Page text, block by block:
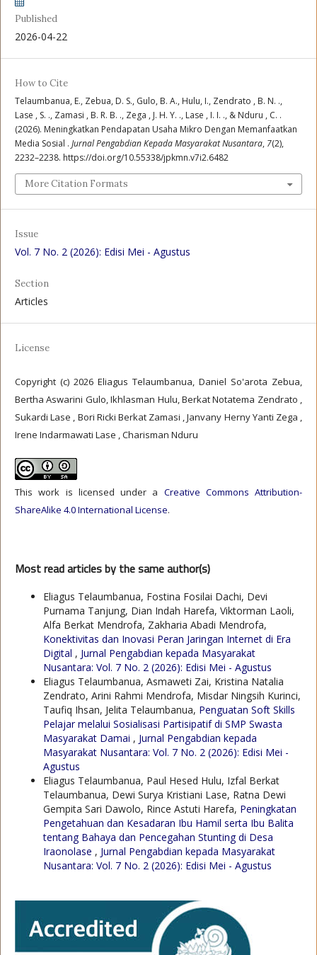
Published
2026-04-22
How to Cite
Telaumbanua, E., Zebua, D. S., Gulo, B. A., Hulu, I., Zendrato , B. N. .,
Lase , S. ., Zamasi , B. R. B. ., Zega , J. H. Y. ., Lase , I. I. ., & Nduru , C. .
(2026). Meningkatkan Pendapatan Usaha Mikro Dengan Memanfaatkan
Media Sosial . Jurnal Pengabdian Kepada Masyarakat Nusantara, 7(2),
2232–2238. https://doi.org/10.55338/jpkmn.v7i2.6482
More Citation Formats
Issue
Vol. 7 No. 2 (2026): Edisi Mei - Agustus
Section
Articles
License
Copyright (c) 2026 Eliagus Telaumbanua, Daniel So'arota Zebua,
Bertha Aswarini Gulo, Ikhlasman Hulu, Berkat Notatema Zendrato ,
Sukardi Lase , Bori Ricki Berkat Zamasi , Janvany Herny Yanti Zega ,
Irene Indarmawati Lase , Charisman Nduru
This work is licensed under a Creative Commons Attribution-
ShareAlike 4.0 International License.
Most read articles by the same author(s)
Eliagus Telaumbanua, Fostina Fosilai Dachi, Devi
Purnama Tanjung, Dian Indah Harefa, Viktorman Laoli,
Alfa Berkat Mendrofa, Zakharia Abadi Mendrofa,
Konektivitas dan Inovasi Peran Jaringan Internet di Era
Digital , Jurnal Pengabdian kepada Masyarakat
Nusantara: Vol. 7 No. 2 (2026): Edisi Mei - Agustus
Eliagus Telaumbanua, Asmaweti Zai, Kristina Natalia
Zendrato, Arini Rahmi Mendrofa, Misdar Ningsih Kurinci,
Taufiq Ihsan, Jelita Telaumbanua, Penguatan Soft Skills
Pelajar melalui Sosialisasi Partisipatif di SMP Swasta
Masyarakat Damai , Jurnal Pengabdian kepada
Masyarakat Nusantara: Vol. 7 No. 2 (2026): Edisi Mei -
Agustus
Eliagus Telaumbanua, Paul Hesed Hulu, Izfal Berkat
Telaumbanua, Dewi Surya Kristiani Lase, Ratna Dewi
Gempita Sari Dawolo, Rince Astuti Harefa, Peningkatan
Pengetahuan dan Kesadaran Ibu Hamil serta Ibu Balita
tentang Bahaya dan Pencegahan Stunting di Desa
Iraonolase , Jurnal Pengabdian kepada Masyarakat
Nusantara: Vol. 7 No. 2 (2026): Edisi Mei - Agustus